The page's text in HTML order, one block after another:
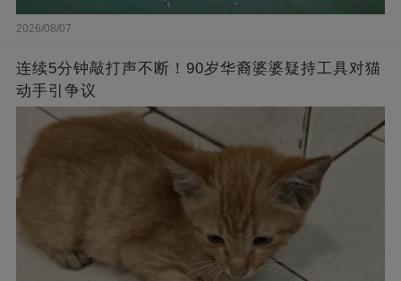
2026/08/07
连续5分钟敲打声不断！90岁华裔婆婆疑持工具对猫
动手引争议